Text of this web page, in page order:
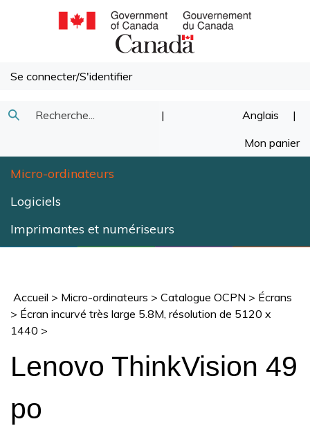
Se connecter/S'identifier
Recherche
Soumettre
recherche
| Anglais |
Mon panier
Micro-ordinateurs
Logiciels
Imprimantes et numériseurs
Accueil > Micro-ordinateurs > Catalogue OCPN > Écrans
> Écran incurvé très large 5.8M, résolution de 5120 x
1440 >
Lenovo ThinkVision 49
po